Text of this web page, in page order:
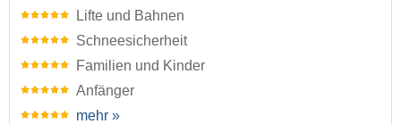
Lifte und Bahnen
Schneesicherheit
Familien und Kinder
Anfänger
mehr »